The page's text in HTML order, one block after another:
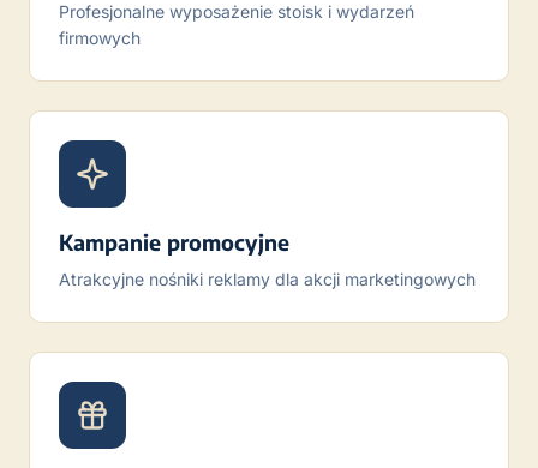
Profesjonalne wyposażenie stoisk i wydarzeń
firmowych
Kampanie promocyjne
Atrakcyjne nośniki reklamy dla akcji marketingowych